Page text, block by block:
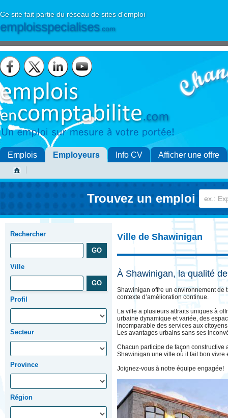
Ce site fait partie du réseau de sites d'emploi
emploisspecialises.com
Emplois Employeurs Info CV Afficher une offre
Trouvez un emploi
Rechercher
Ville
Profil
Secteur
Province
Région
Ville de Shawinigan
À Shawinigan, la qualité
Shawinigan offre un environnement de
contexte d’amélioration continue.
La ville a plusieurs attraits uniques à
urbaine dynamique et variée, des
incomparable des services aux
Les avantages urbains sans ses
Chacun participe de façon constructive
Shawinigan une ville où il fait bon vivre
Joignez-vous à notre équipe engagée!